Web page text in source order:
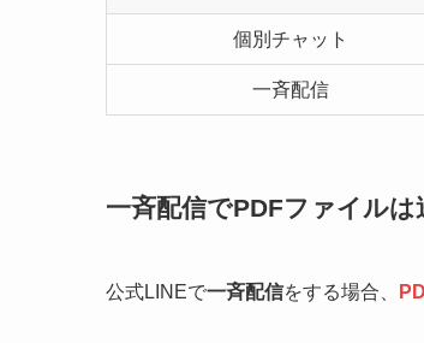
個別チャット
一斉配信
一斉配信でPDFファイルは
公式LINEで一斉配信をする場合、